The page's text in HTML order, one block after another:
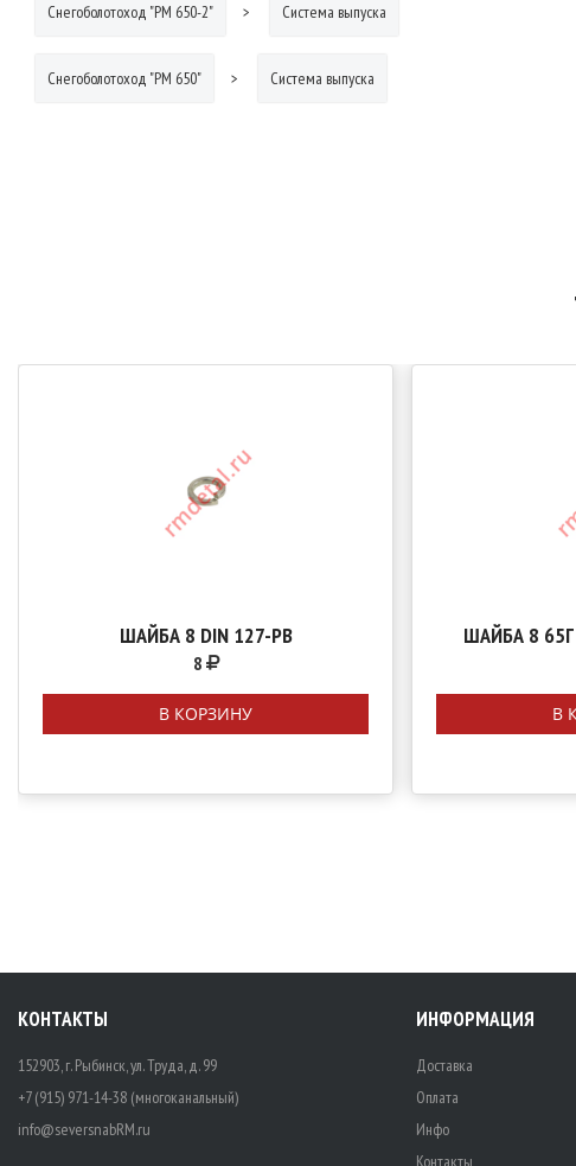
Снегоболотоход "РМ 650-2" Система выпуска
Снегоболотоход "РМ 650" Система выпуска
ШАЙБА 8 DIN 127-PB
8
В КОРЗИНУ
ШАЙБА 8
В
КОНТАКТЫ
152903, г. Рыбинск, ул. Труда, д. 99
+7 (915) 971-14-38 (многоканальный)
info@seversnabRM.ru
ИНФОРМАЦИЯ
Доставка
Оплата
Инфо
Контакты